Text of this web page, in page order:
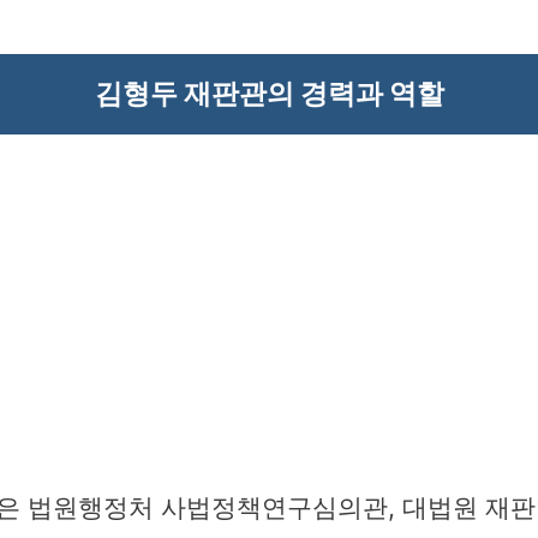
김형두 재판관의 경력과 역할
법원행정처 사법정책연구심의관, 대법원 재